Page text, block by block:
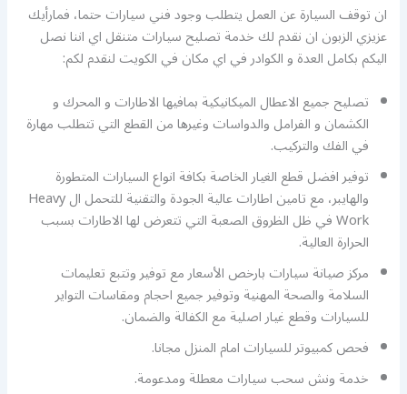
ان توقف السيارة عن العمل يتطلب وجود فني سيارات حتما، فمارأيك
عزيزي الزبون ان نقدم لك خدمة تصليح سيارات متنقل اي اننا نصل
اليكم بكامل العدة و الكوادر في اي مكان في الكويت لنقدم لكم:
تصليح جميع الاعطال الميكانيكية بمافيها الاطارات و المحرك و
الكشمان و الفرامل والدواسات وغيرها من القطع التي تتطلب مهارة
في الفك والتركيب.
توفير افضل قطع الغيار الخاصة بكافة انواع السيارات المتطورة
والهايبر، مع تامين اطارات عالية الجودة والتقنية للتحمل ال Heavy
Work في ظل الظروق الصعبة التي تتعرض لها الاطارات بسبب
الحرارة العالية.
مركز صيانة سيارات بارخص الأسعار مع توفير وتتبع تعليمات
السلامة والصحة المهنية وتوفير جميع احجام ومقاسات التواير
للسيارات وقطع غيار اصلية مع الكفالة والضمان.
فحص كمبيوتر للسيارات امام المنزل مجانا.
خدمة ونش سحب سيارات معطلة ومدعومة.